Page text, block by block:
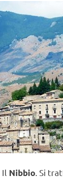
Il Nibbio . Si